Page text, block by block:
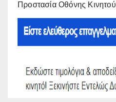
Προστασία Οθόνης Κινητού